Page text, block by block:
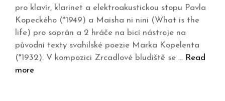
pro klavír, klarinet a elektroakustickou stopu Pavla
Kopeckého (*1949) a Maisha ni nini (What is the
life) pro soprán a 2 hráče na bicí nástroje na
původní texty svahilské poezie Marka Kopelenta
(*1932). V kompozici Zrcadlové bludiště se … Read
more